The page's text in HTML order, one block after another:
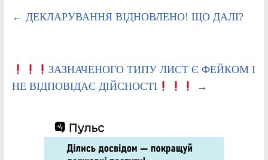
← ДЕКЛАРУВАННЯ ВІДНОВЛЕНО! ЩО ДАЛІ?
ЗАЗНАЧЕНОГО ТИПУ ЛИСТ Є ФЕЙКОМ І
НЕ ВІДПОВІДАЄ ДІЙСНОСТІ
→